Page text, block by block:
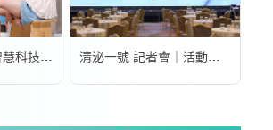
臺東 TTPush 讓智慧科技更有溫度 | 形象影片 清泌一號 記者會｜活動錄影